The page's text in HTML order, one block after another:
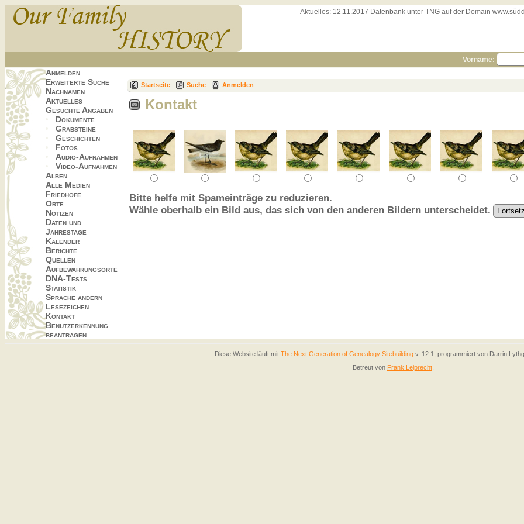
Aktuelles: 12.11.2017 Datenbank unter TNG auf der Domain
Vorname:
Anmelden
Erweiterte Suche
Nachnamen
Aktuelles
Gesuchte Angaben
Dokumente
Grabsteine
Geschichten
Fotos
Audio-Aufnahmen
Video-Aufnahmen
Alben
Alle Medien
Friedhöfe
Orte
Notizen
Daten und
Jahrestage
Kalender
Berichte
Quellen
Aufbewahrungsorte
DNA-Tests
Statistik
Sprache ändern
Lesezeichen
Kontakt
Benutzerkennung
beantragen
Startseite Suche Anmelden
Kontakt
Bitte helfe mit Spameinträge zu reduzieren.
Wähle oberhalb ein Bild aus, das sich von den anderen Bildern unterscheidet.
Diese Website läuft mit The Next Generation of Genealogy Sitebuildingv. 12.1, programmiert von Darrin
Betreut von Frank Leiprecht.